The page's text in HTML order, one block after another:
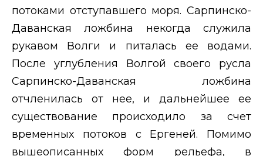
потоками отступавшего моря. Сарпинско-
Даванская ложбина некогда служила
рукавом Волги и питалась ее водами.
После углубления Волгой своего русла
Сарпинско-Даванская ложбина
отчленилась от нее, и дальнейшее ее
существование происходило за счет
временных потоков с Ергеней. Помимо
вышеописанных форм рельефа, в